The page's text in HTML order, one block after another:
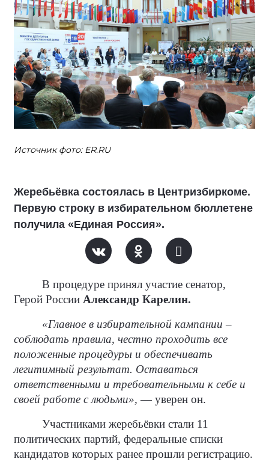
Источник фото: ER.RU
Жеребьёвка состоялась в Центризбиркоме.
Первую строку в избирательном бюллетене
получила «Единая Россия».
В процедуре принял участие сенатор,
Герой России Александр Карелин.
«Главное в избирательной кампании –
соблюдать правила, честно проходить все
положенные процедуры и обеспечивать
легитимный результат. Оставаться
ответственными и требовательными к себе и
своей работе с людьми», — уверен он.
Участниками жеребьёвки стали 11
политических партий, федеральные списки
кандидатов которых ранее прошли регистрацию.